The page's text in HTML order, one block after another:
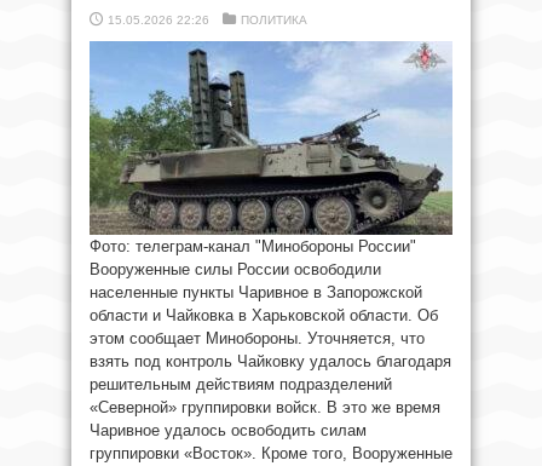
15.05.2026 22:26 ПОЛИТИКА
Фото: телеграм-канал "Минобороны России"
Вооруженные силы России освободили
населенные пункты Чаривное в Запорожской
области и Чайковка в Харьковской области. Об
этом сообщает Минобороны. Уточняется, что
взять под контроль Чайковку удалось благодаря
решительным действиям подразделений
«Северной» группировки войск. В это же время
Чаривное удалось освободить силам
группировки «Восток». Кроме того, Вооруженные